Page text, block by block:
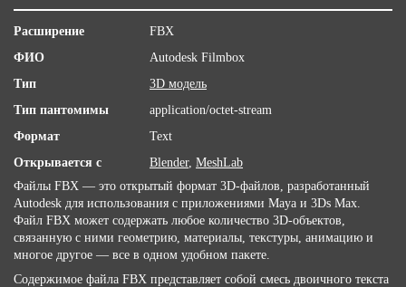
Расширение
FBX
ФИО
Autodesk Filmbox
Тип
3D модель
Тип пантомимы
application/octet-stream
Формат
Text
Открывается с
Blender, MeshLab
Файлы FBX — это открытый формат 3D-файлов, разработанный
Autodesk для использования с приложениями Maya и 3Ds Max.
Файл FBX может содержать любое количество 3D-объектов,
связанную с ними геометрию, материалы, текстуры, анимацию и
многое другое — все в одном удобном пакете.
Содержимое файла FBX представляет собой смесь двоичного текста